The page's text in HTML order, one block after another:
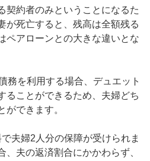
契約者のみということになるた
が死亡すると、残高は全額残る
ペアローンとの大きな違いとな
務を利用する場合、デュエット
ることができるため、夫婦どち
ができます。
夫婦2人分の保障が受けられま
、夫の返済割合にかかわらず、